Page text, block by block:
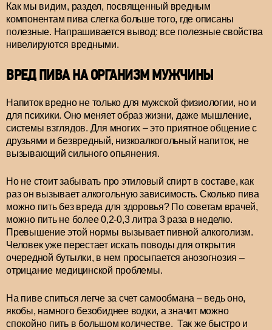
Как мы видим, раздел, посвященный вредным
компонентам пива слегка больше того, где описаны
полезные. Напрашивается вывод: все полезные свойства
нивелируются вредными.
ВРЕД ПИВА НА ОРГАНИЗМ МУЖЧИНЫ
Напиток вредно не только для мужской физиологии, но и
для психики. Оно меняет образ жизни, даже мышление,
системы взглядов. Для многих – это приятное общение с
друзьями и безвредный, низкоалкогольный напиток, не
вызывающий сильного опьянения.
Но не стоит забывать про этиловый спирт в составе, как
раз он вызывает алкогольную зависимость. Сколько пива
можно пить без вреда для здоровья? По советам врачей,
можно пить не более 0,2-0,3 литра 3 раза в неделю.
Превышение этой нормы вызывает пивной алкоголизм.
Человек уже перестает искать поводы для открытия
очередной бутылки, в нем просыпается анозогнозия –
отрицание медицинской проблемы.
На пиве спиться легче за счет самообмана – ведь оно,
якобы, намного безобиднее водки, а значит можно
спокойно пить в большом количестве. Так же быстро и